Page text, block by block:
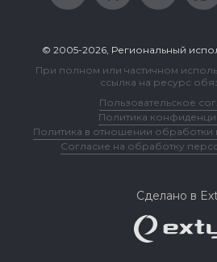
© 2005-2026, Региональный
При полном или частичном
ссылка на ресурс
Пользовательское
Политика
Политика в отношении обработки
Согласие на обработку
Сделано в